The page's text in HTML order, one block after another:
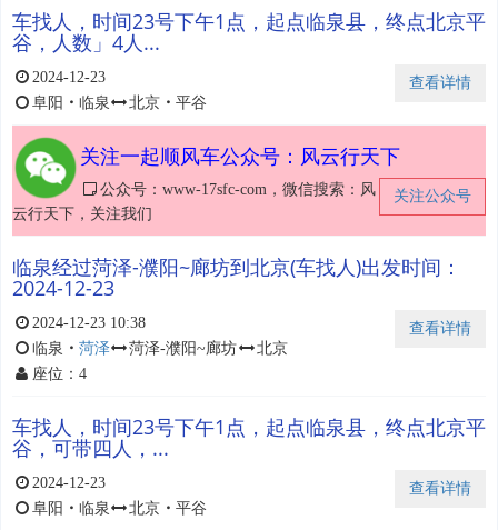
车找人，时间23号下午1点，起点临泉县，终点北京平
谷，人数」4人...
查看详情
2024-12-23
阜阳 ・ 临泉 北京 ・ 平谷
关注一起顺风车公众号：风云行天下
关注公众号
公众号：www-17sfc-com，微信搜索：风
云行天下，关注我们
临泉经过菏泽-濮阳~廊坊到北京(车找人)出发时间：
2024-12-23
查看详情
2024-12-23 10:38
临泉 ・ 菏泽 菏泽-濮阳~廊坊
北京
座位：4
车找人，时间23号下午1点，起点临泉县，终点北京平
谷，可带四人，...
查看详情
2024-12-23
阜阳 ・ 临泉 北京 ・ 平谷